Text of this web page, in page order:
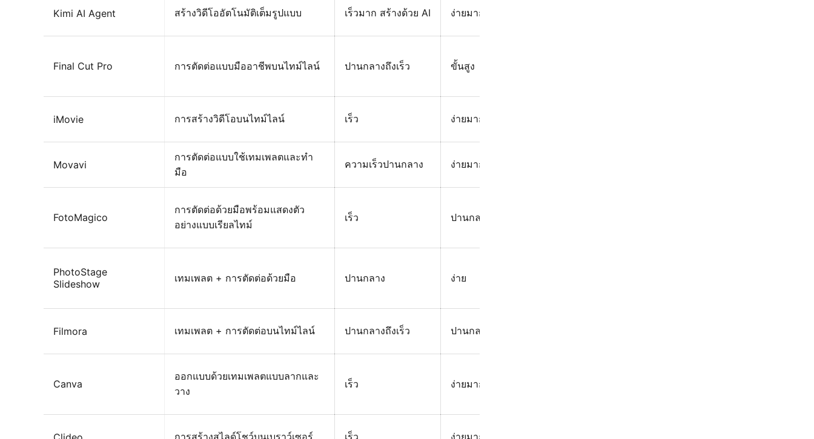
Kimi AI Agent สร้างวิดีโออัตโนมัติเต็มรูปแบบ เร็วมาก สร้างด้วย AI ง่ายมากสำหรับมือใหม่
Final Cut Pro การตัดต่อแบบมืออาชีพบนไทม์ไลน์ ปานกลางถึงเร็ว ขั้นสูง
iMovie การสร้างวิดีโอบนไทม์ไลน์ เร็ว ง่ายมาก
Movavi
การตัดต่อแบบใช้เทมเพลตและทำ
มือ
ความเร็วปานกลาง ง่ายมาก
FotoMagico
การตัดต่อด้วยมือพร้อมแสดงตัว
อย่างแบบเรียลไทม์
เร็ว ปานกลาง
PhotoStage
Slideshow
เทมเพลต + การตัดต่อด้วยมือ ปานกลาง ง่าย
Filmora เทมเพลต + การตัดต่อบนไทม์ไลน์ ปานกลางถึงเร็ว ปานกลาง
Canva
ออกแบบด้วยเทมเพลตแบบลากและ
วาง
เร็ว ง่ายมาก